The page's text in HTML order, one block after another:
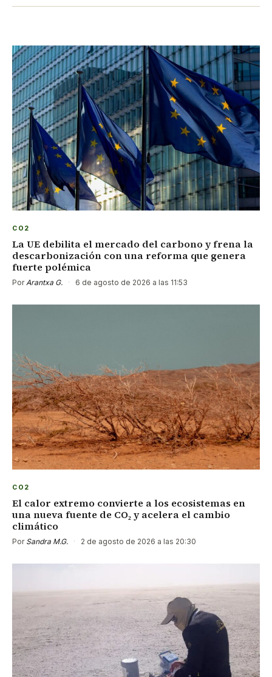
CO2
La UE debilita el mercado del carbono y frena la
descarbonización con una reforma que genera
fuerte polémica
Por Arantxa G. · 6 de agosto de 2026 a las 11:53
CO2
El calor extremo convierte a los ecosistemas en
una nueva fuente de CO₂ y acelera el cambio
climático
Por Sandra M.G. · 2 de agosto de 2026 a las 20:30